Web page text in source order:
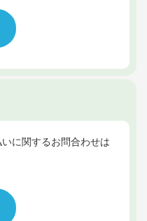
に関するお問合わせは